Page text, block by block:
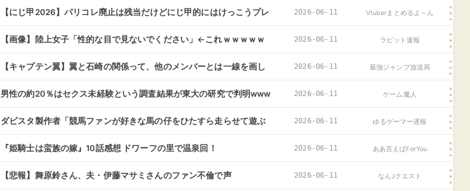
模様、何を話し合ったんだろうな
【にじ甲2026】パリコレ廃止は残当だけどにじ甲的にはけっこうプレ
イング変わるな
2026-06-11 Vtuberまとめるよ～ん
【画像】陸上女子「性的な目で見ないでください」←これｗｗｗｗｗ
ｗｗｗｗｗ
2026-06-11 ラビット速報
【キャプテン翼】翼と石崎の関係って、他のメンバーとは一線を画し
てるよなｗｗｗｗ
2026-06-11 最強ジャンプ放送局
男性の約20％はセクス未経験という調査結果が東大の研究で判明www
w
2026-06-11 ゲーム魔人
ダビスタ製作者「競馬ファンが好きな馬の仔をひたすら走らせて遊ぶ
マニア向けゲームを作った」
2026-06-11 ゆるゲーマー遅報
『姫騎士は蛮族の嫁』10話感想 ドワーフの里で温泉回！ 2026-06-11 ああ言えばForYou
【悲報】舞原鈴さん、夫・伊藤マサミさんのファン不倫で声 2026-06-11 なんJクエスト